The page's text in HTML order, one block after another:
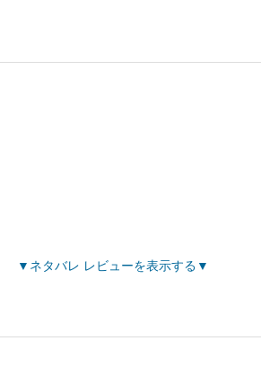
ネタバレ レビューを表示する